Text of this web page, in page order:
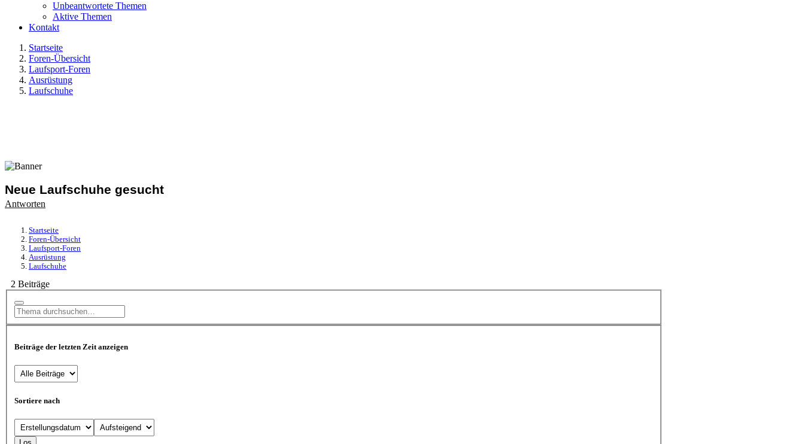
Unbeantwortete Themen
Aktive Themen
Kontakt
Startseite
Foren-Übersicht
Laufsport-Foren
Ausrüstung
Laufschuhe
Neue Laufschuhe gesucht
Antworten
Startseite
Foren-Übersicht
Laufsport-Foren
Ausrüstung
Laufschuhe
2 Beiträge
Beiträge der letzten Zeit anzeigen
Sortiere nach